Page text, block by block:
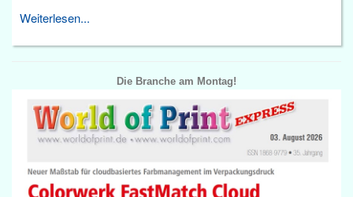
Weiterlesen...
Die Branche am Montag!